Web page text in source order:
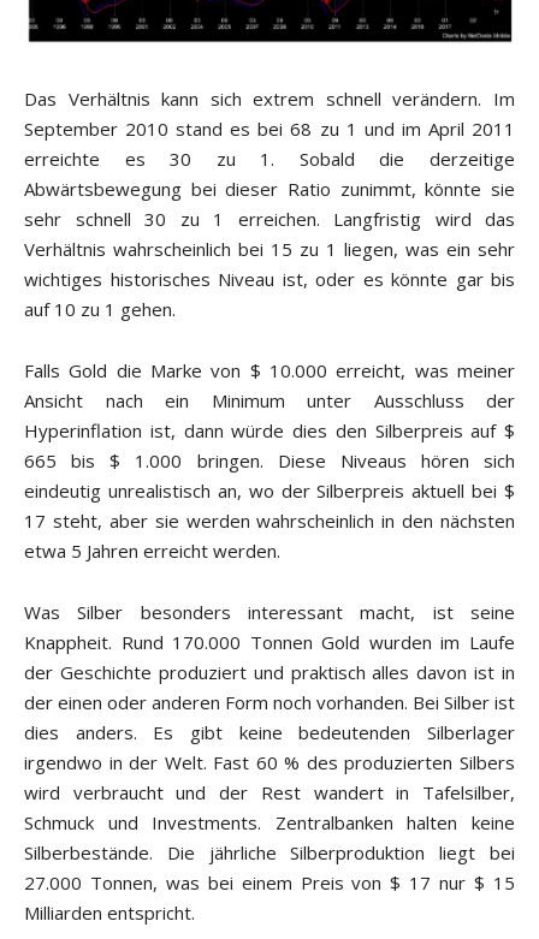
Das Verhältnis kann sich extrem schnell verändern. Im
September 2010 stand es bei 68 zu 1 und im April 2011
erreichte es 30 zu 1. Sobald die derzeitige
Abwärtsbewegung bei dieser Ratio zunimmt, könnte sie
sehr schnell 30 zu 1 erreichen. Langfristig wird das
Verhältnis wahrscheinlich bei 15 zu 1 liegen, was ein sehr
wichtiges historisches Niveau ist, oder es könnte gar bis
auf 10 zu 1 gehen.
Falls Gold die Marke von $ 10.000 erreicht, was meiner
Ansicht nach ein Minimum unter Ausschluss der
Hyperinflation ist, dann würde dies den Silberpreis auf $
665 bis $ 1.000 bringen. Diese Niveaus hören sich
eindeutig unrealistisch an, wo der Silberpreis aktuell bei $
17 steht, aber sie werden wahrscheinlich in den nächsten
etwa 5 Jahren erreicht werden.
Was Silber besonders interessant macht, ist seine
Knappheit. Rund 170.000 Tonnen Gold wurden im Laufe
der Geschichte produziert und praktisch alles davon ist in
der einen oder anderen Form noch vorhanden. Bei Silber ist
dies anders. Es gibt keine bedeutenden Silberlager
irgendwo in der Welt. Fast 60 % des produzierten Silbers
wird verbraucht und der Rest wandert in Tafelsilber,
Schmuck und Investments. Zentralbanken halten keine
Silberbestände. Die jährliche Silberproduktion liegt bei
27.000 Tonnen, was bei einem Preis von $ 17 nur $ 15
Milliarden entspricht.